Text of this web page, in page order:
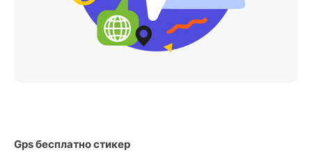
Gps бесплатно стикер